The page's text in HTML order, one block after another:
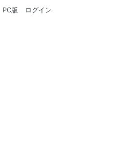
PC版 ログイン